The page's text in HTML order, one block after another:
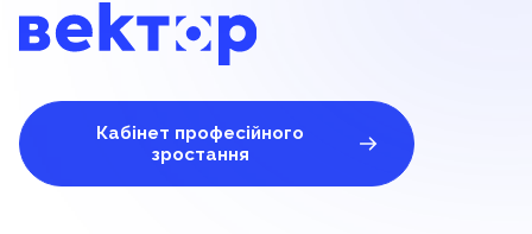
Кабінет професійного
зростання